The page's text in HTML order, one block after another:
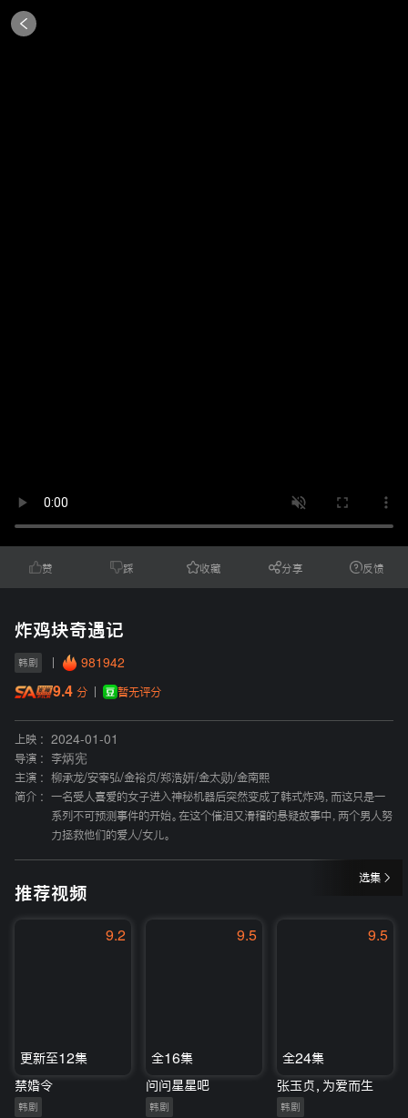
赞 踩 收藏 分享 反馈
炸鸡块奇遇记
韩剧 981942
9.4 分 暂无评分
上映 :
2024-01-01
导演 :
李炳宪
主演 :
柳承龙/安宰弘/金裕贞/郑浩妍/金太勋/金南熙
简介 :
一名受人喜爱的女子进入神秘机器后突然变成了韩式炸鸡，而这只是一
系列不可预测事件的开始。在这个催泪又滑稽的悬疑故事中，两个男人努
力拯救他们的爱人/女儿。
选集
推荐视频
9.2
更新至12集
禁婚令
韩剧
9.5
全16集
问问星星吧
韩剧
9.5
全24集
张玉贞，为爱而生
韩剧